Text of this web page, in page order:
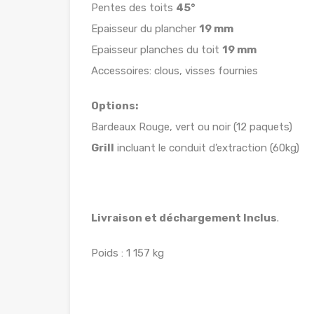
Pentes des toits 45°
Epaisseur du plancher 19 mm
Epaisseur planches du toit 19 mm
Accessoires: clous, visses fournies
Options:
Bardeaux Rouge, vert ou noir (12 paquets)
Grill
incluant le conduit d’extraction (60kg)
Livraison et déchargement Inclus.
Poids : 1 157 kg